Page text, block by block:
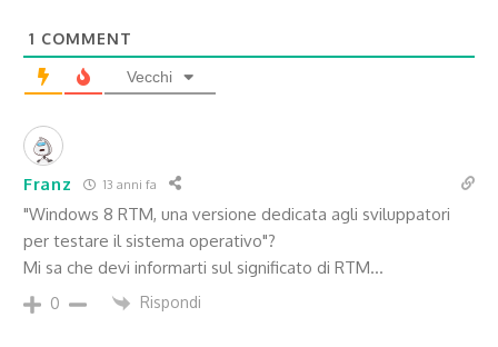
1 COMMENT
Vecchi
Franz 13 anni fa
"Windows 8 RTM, una versione dedicata agli sviluppatori
per testare il sistema operativo"?
Mi sa che devi informarti sul significato di RTM…
0 Rispondi